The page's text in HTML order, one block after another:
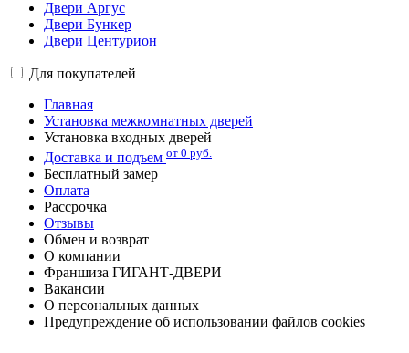
Двери Аргус
Двери Бункер
Двери Центурион
Для покупателей
Главная
Установка межкомнатных дверей
Установка входных дверей
Доставка и подъем от 0 руб.
Бесплатный замер
Оплата
Рассрочка
Отзывы
Обмен и возврат
О компании
Франшиза ГИГАНТ-ДВЕРИ
Вакансии
О персональных данных
Предупреждение об использовании файлов cookies